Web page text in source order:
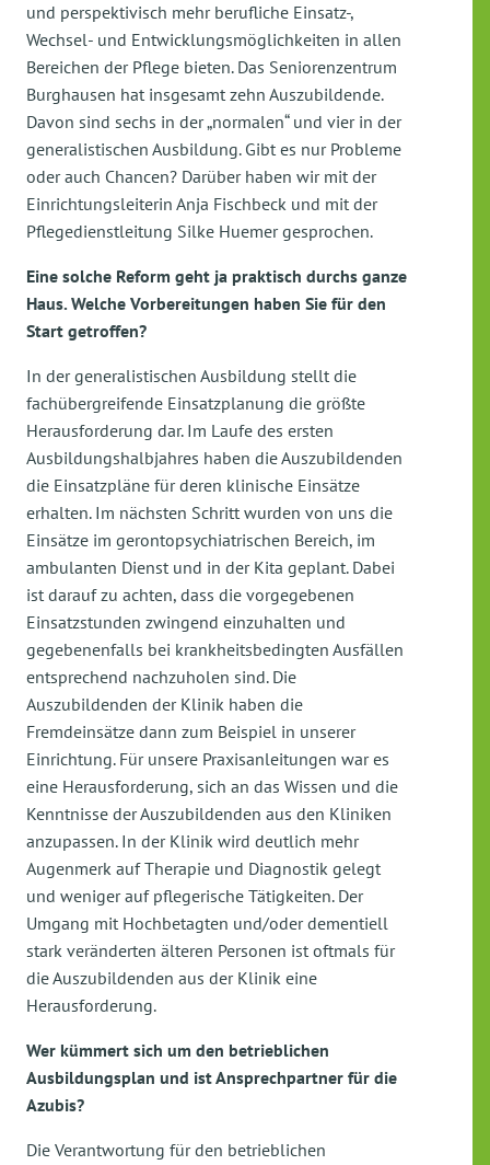
und perspektivisch mehr berufliche Einsatz-,
Wechsel- und Entwicklungsmöglichkeiten in allen
Bereichen der Pflege bieten. Das Seniorenzentrum
Burghausen hat insgesamt zehn Auszubildende.
Davon sind sechs in der „normalen“ und vier in der
generalistischen Ausbildung. Gibt es nur Probleme
oder auch Chancen? Darüber haben wir mit der
Einrichtungsleiterin Anja Fischbeck und mit der
Pflegedienstleitung Silke Huemer gesprochen.
Eine solche Reform geht ja praktisch durchs ganze
Haus. Welche Vorbereitungen haben Sie für den
Start getroffen?
In der generalistischen Ausbildung stellt die
fachübergreifende Einsatzplanung die größte
Herausforderung dar. Im Laufe des ersten
Ausbildungshalbjahres haben die Auszubildenden
die Einsatzpläne für deren klinische Einsätze
erhalten. Im nächsten Schritt wurden von uns die
Einsätze im gerontopsychiatrischen Bereich, im
ambulanten Dienst und in der Kita geplant. Dabei
ist darauf zu achten, dass die vorgegebenen
Einsatzstunden zwingend einzuhalten und
gegebenenfalls bei krankheitsbedingten Ausfällen
entsprechend nachzuholen sind. Die
Auszubildenden der Klinik haben die
Fremdeinsätze dann zum Beispiel in unserer
Einrichtung. Für unsere Praxisanleitungen war es
eine Herausforderung, sich an das Wissen und die
Kenntnisse der Auszubildenden aus den Kliniken
anzupassen. In der Klinik wird deutlich mehr
Augenmerk auf Therapie und Diagnostik gelegt
und weniger auf pflegerische Tätigkeiten. Der
Umgang mit Hochbetagten und/oder dementiell
stark veränderten älteren Personen ist oftmals für
die Auszubildenden aus der Klinik eine
Herausforderung.
Wer kümmert sich um den betrieblichen
Ausbildungsplan und ist Ansprechpartner für die
Azubis?
Die Verantwortung für den betrieblichen